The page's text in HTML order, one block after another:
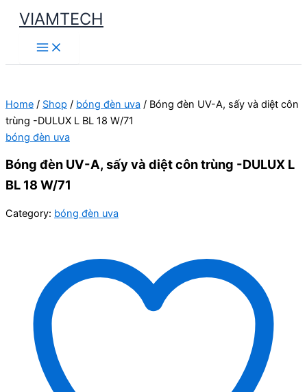
Skip
content
VIAMTECH
Main
Menu
Home / Shop / bóng đèn uva / Bóng đèn UV-A, sấy và diệt côn
trùng -DULUX L BL 18 W/71
bóng đèn uva
Bóng đèn UV-A, sấy và diệt côn trùng -DULUX L
BL 18 W/71
Category: bóng đèn uva